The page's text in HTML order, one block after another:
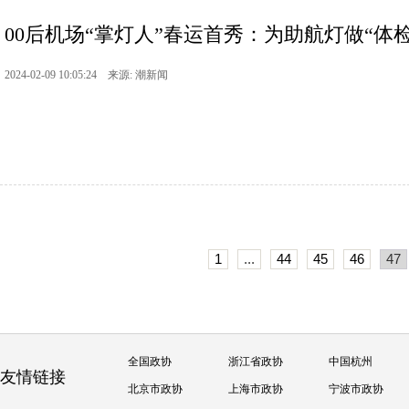
00后机场“掌灯人”春运首秀：为助航灯做“体
2024-02-09 10:05:24 来源: 潮新闻
1 ... 44 45 46 47
友情链接
全国政协 浙江省政协 中国杭州
北京市政协 上海市政协 宁波市政协